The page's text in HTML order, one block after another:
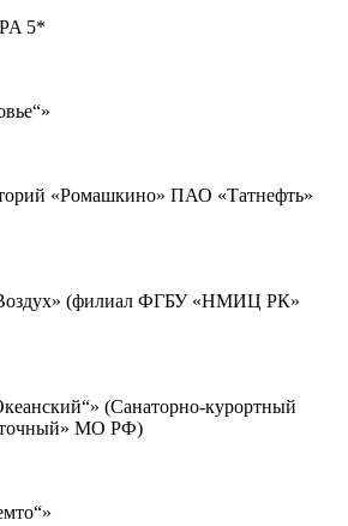
5*
«Ромашкино» ПАО «Татнефть»
(филиал ФГБУ «НМИЦ РК»
(Санаторно-курортный
МО РФ)